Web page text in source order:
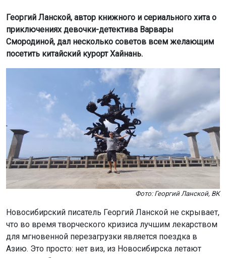
Георгий Ланской, автор книжного и сериального хита о
приключениях девочки-детектива Варвары
Смородиной, дал несколько советов всем желающим
посетить китайский курорт Хайнань.
Фото: Георгий Ланской, ВК
Новосибирский писатель Георгий Ланской не скрывает,
что во время творческого кризиса лучшим лекарством
для мгновенной перезагрузки является поездка в
Азию. Это просто: нет виз, из Новосибирска летают